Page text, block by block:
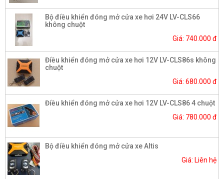
Bộ điều khiển đóng mở cửa xe hơi 24V LV-CLS66
không chuột
Giá: 740.000 đ
Điều khiển đóng mở cửa xe hơi 12V LV-CLS86s không
chuột
Giá: 680.000 đ
Điều khiển đóng mở cửa xe hơi 12V LV-CLS86 4 chuột
Giá: 780.000 đ
Bộ điều khiển đóng mở cửa xe Altis
Giá: Liên hệ